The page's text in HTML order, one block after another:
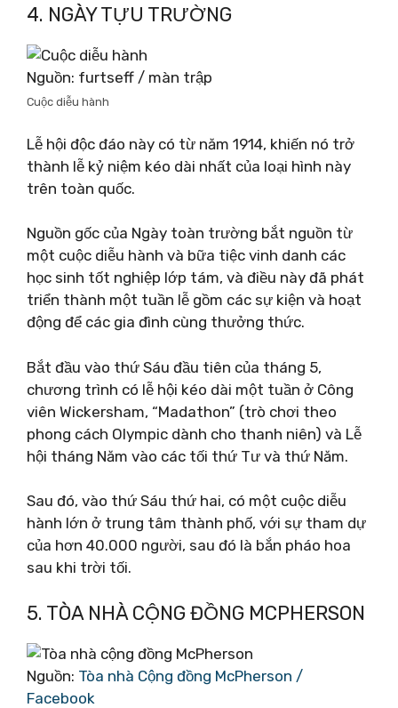
4. NGÀY TỰU TRƯỜNG
Nguồn: furtseff / màn trập
Cuộc diễu hành
Lễ hội độc đáo này có từ năm 1914, khiến nó trở
thành lễ kỷ niệm kéo dài nhất của loại hình này
trên toàn quốc.
Nguồn gốc của Ngày toàn trường bắt nguồn từ
một cuộc diễu hành và bữa tiệc vinh danh các
học sinh tốt nghiệp lớp tám, và điều này đã phát
triển thành một tuần lễ gồm các sự kiện và hoạt
động để các gia đình cùng thưởng thức.
Bắt đầu vào thứ Sáu đầu tiên của tháng 5,
chương trình có lễ hội kéo dài một tuần ở Công
viên Wickersham, “Madathon” (trò chơi theo
phong cách Olympic dành cho thanh niên) và Lễ
hội tháng Năm vào các tối thứ Tư và thứ Năm.
Sau đó, vào thứ Sáu thứ hai, có một cuộc diễu
hành lớn ở trung tâm thành phố, với sự tham dự
của hơn 40.000 người, sau đó là bắn pháo hoa
sau khi trời tối.
5. TÒA NHÀ CỘNG ĐỒNG MCPHERSON
Nguồn: Tòa nhà Cộng đồng McPherson /
Facebook